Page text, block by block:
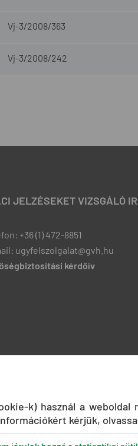
Vj-3/2008/363
Vj-3/2008/242
JELZÉSEKET VIZSGÁLÓ
+36 (1) 472-8851
ugyfelszolgalat@gvh.hu
kérdőív
k) használ a
kérjük,